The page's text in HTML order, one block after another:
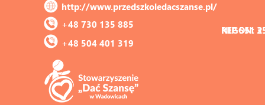
http://www.przedszkoledacszanse.pl/
+48 730 135 885
+48 504 401 319
REGON:
NIP 551